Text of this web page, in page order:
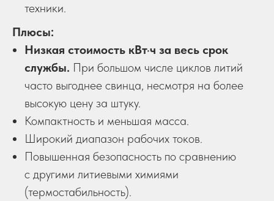
техники.
Плюсы:
Низкая стоимость кВт·ч за весь срок
службы. При большом числе циклов литий
часто выгоднее свинца, несмотря на более
высокую цену за штуку.
Компактность и меньшая масса.
Широкий диапазон рабочих токов.
Повышенная безопасность по сравнению
с другими литиевыми химиями
(термостабильность).